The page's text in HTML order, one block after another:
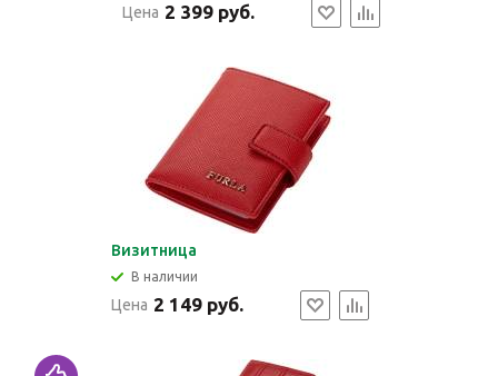
Цена 2 399 руб.
Визитница
В наличии
Цена 2 149 руб.